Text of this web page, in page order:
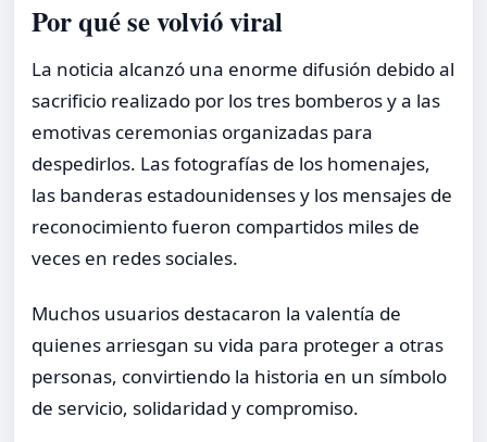
Por qué se volvió viral
La noticia alcanzó una enorme difusión debido al
sacrificio realizado por los tres bomberos y a las
emotivas ceremonias organizadas para
despedirlos. Las fotografías de los homenajes,
las banderas estadounidenses y los mensajes de
reconocimiento fueron compartidos miles de
veces en redes sociales.
Muchos usuarios destacaron la valentía de
quienes arriesgan su vida para proteger a otras
personas, convirtiendo la historia en un símbolo
de servicio, solidaridad y compromiso.